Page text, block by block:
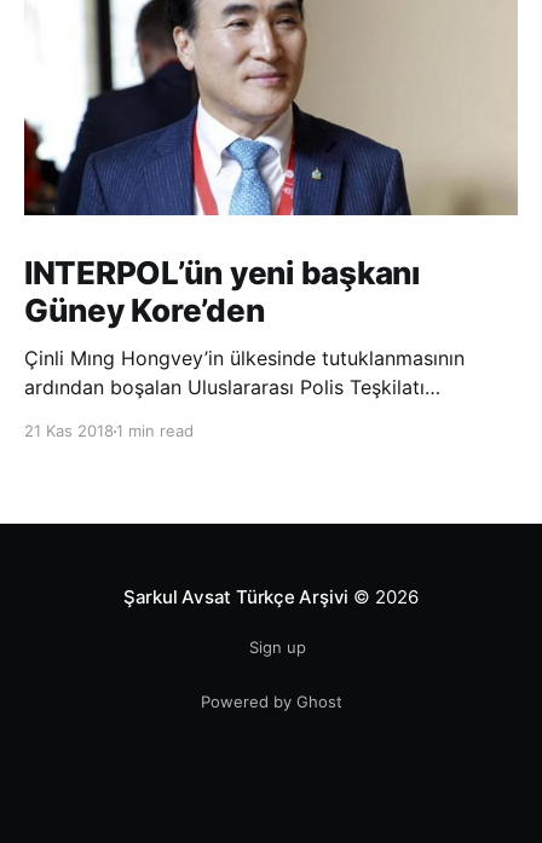
INTERPOL’ün yeni başkanı
Güney Kore’den
Çinli Mıng Hongvey’in ülkesinde tutuklanmasının
ardından boşalan Uluslararası Polis Teşkilatı
21 Kas 2018 1 min read
Şarkul Avsat Türkçe Arşivi © 2026
Sign up
Powered by Ghost